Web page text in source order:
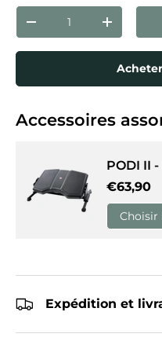
Qté
Diminuer la quantité
Accessoires
PODI II
Prix
€63,90
Choisir
Expédition et